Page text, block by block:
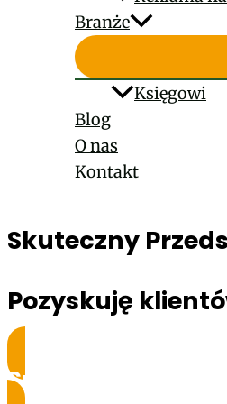
Branże
Księgowi
Blog
O nas
Kontakt
Skuteczny
Pozyskuję
Sprawdź, jak to